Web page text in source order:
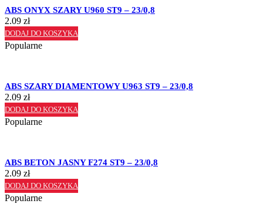
ABS ONYX SZARY U960 ST9 – 23/0,8
2.09 zł
DODAJ DO KOSZYKA
Popularne
ABS SZARY DIAMENTOWY U963 ST9 – 23/0,8
2.09 zł
DODAJ DO KOSZYKA
Popularne
ABS BETON JASNY F274 ST9 – 23/0,8
2.09 zł
DODAJ DO KOSZYKA
Popularne